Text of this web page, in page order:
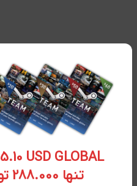
USD GLOBAL
تنها 288.000 تومان تحویل آنی